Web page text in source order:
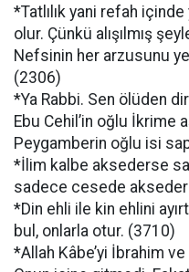
*Tatlılık yani refah
olur. Çünkü alışılmış
Nefsinin her arzusunu
(2306)
*Ya Rabbi. Sen ölüden
Ebu Cehil’in oğlu İkrime
Peygamberin oğlu isi
*İlim kalbe aksederse
sadece cesede
*Din ehli ile kin ehlini
bul, onlarla otur. (3710)
*Allah Kâbe’yi İbrahim